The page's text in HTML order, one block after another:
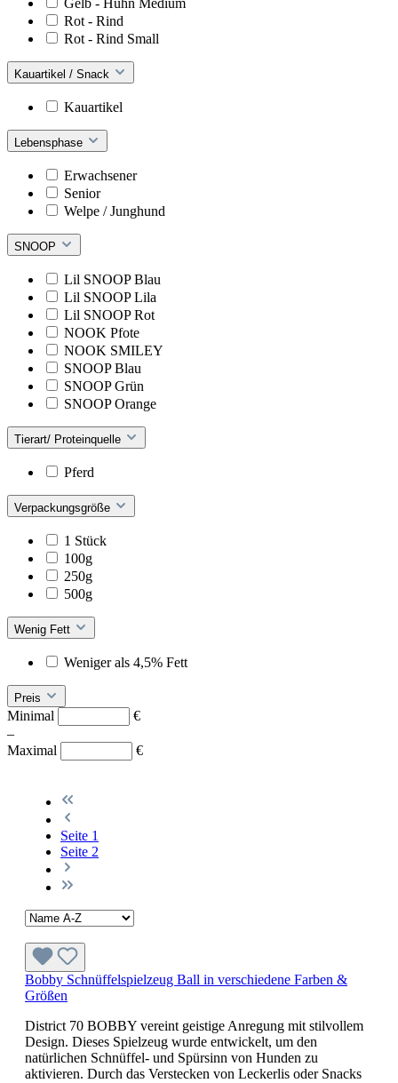
Rot - Rind
Rot - Rind Small
Kauartikel / Snack
Kauartikel
Lebensphase
Erwachsener
Senior
Welpe / Junghund
SNOOP
Lil SNOOP Blau
Lil SNOOP Lila
Lil SNOOP Rot
NOOK Pfote
NOOK SMILEY
SNOOP Blau
SNOOP Grün
SNOOP Orange
Tierart/ Proteinquelle
Pferd
Verpackungsgröße
1 Stück
100g
250g
500g
Wenig Fett
Weniger als 4,5% Fett
Preis
Minimal
€
–
Maximal
€
Seite 1
Seite 2
Bobby Schnüffelspielzeug Ball in verschiedene Farben &
Größen
District 70 BOBBY vereint geistige Anregung mit stilvollem
Design. Dieses Spielzeug wurde entwickelt, um den
natürlichen Schnüffel- und Spürsinn von Hunden zu
aktivieren. Durch das Verstecken von Leckerlis oder Snacks